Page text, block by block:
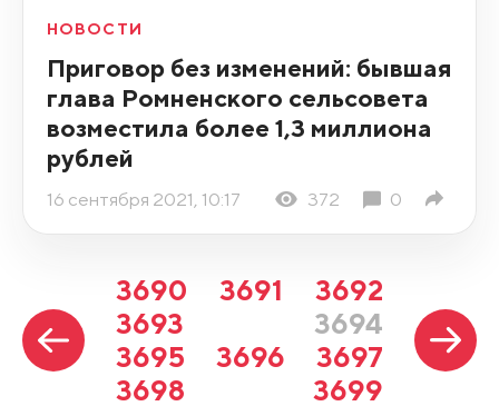
НОВОСТИ
Приговор без изменений: бывшая
глава Ромненского сельсовета
возместила более 1,3 миллиона
рублей
16 сентября 2021, 10:17 372 0
3690 3691
3692
3693
3694
3695
3696
3697
3698
3699